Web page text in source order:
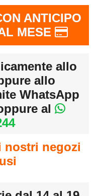
ANTICIPO
MESE
allo
allo
WhatsApp
al
nostri negozi